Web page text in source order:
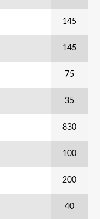
145
145
75
35
830
100
200
40